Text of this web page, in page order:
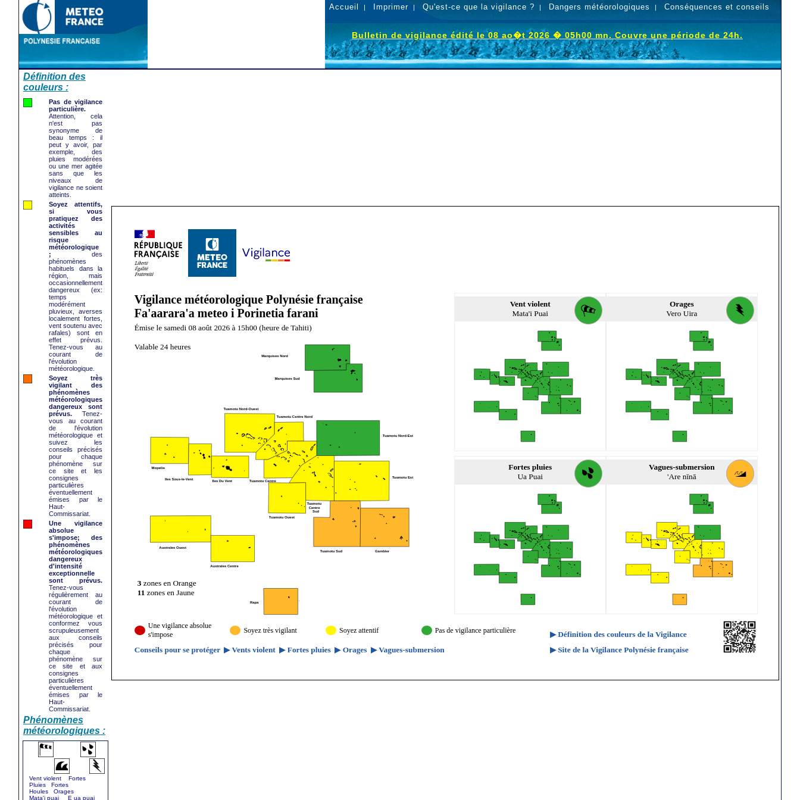
Accueil | Imprimer | Qu'est-ce que la vigilance ? | Dangers météorologiques | Conséquences et conseils
Bulletin de vigilance édité le 08 ao�t 2026 � 05h00 mn. Couvre une période de 24h.
Définition des
couleurs :
Pas de vigilance
particulière.
Attention, cela
n'est pas
synonyme de
beau temps : il
peut y avoir, par
exemple, des
pluies modérées
ou une mer agitée
sans que les
niveaux de
vigilance ne soient
atteints.
Soyez attentifs,
si vous
pratiquez des
activités
sensibles au
risque
météorologique
; des
phénomènes
habituels dans la
région, mais
occasionnellement
dangereux (ex:
temps
modérément
pluvieux, averses
localement fortes,
vent soutenu avec
rafales) sont en
effet prévus.
Tenez-vous au
courant de
l'évolution
météorologique.
Soyez très
vigilant des
phénomènes
météorologiques
dangereux sont
prévus. Tenez-
vous au courant
de l'évolution
météorologique et
suivez les
conseils précisés
pour chaque
phénomène sur
ce site et les
consignes
particulières
éventuellement
émises par le
Haut-
Commissariat.
Une vigilance
absolue
s'impose; des
phénomènes
météorologiques
dangereux
d'intensité
exceptionnelle
sont prévus.
Tenez-vous
régulièrement au
courant de
l'évolution
météorologique et
conformez vous
scrupuleusement
aux conseils
précisés pour
chaque
phénomène sur
ce site et aux
consignes
particulières
éventuellement
émises par le
Haut-
Commissariat.
Phénomènes
météorologiques :
Vent violent Fortes
Pluies Fortes
Houles Orages
Mata'i puai E ua puai